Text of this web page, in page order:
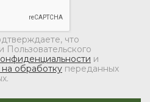
что
Пользовательского
и
на обработкупереданных